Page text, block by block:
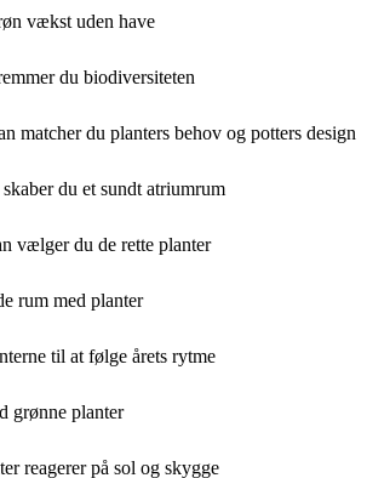
vækst uden have
du biodiversiteten
matcher du planters behov og potters design
du et sundt atriumrum
vælger du de rette planter
rum med planter
til at følge årets rytme
grønne planter
reagerer på sol og skygge